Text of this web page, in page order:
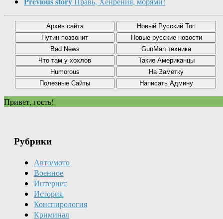
Привет, гость!
Рубрики
Авто/мото
Военное
Интернет
История
Конспирология
Криминал